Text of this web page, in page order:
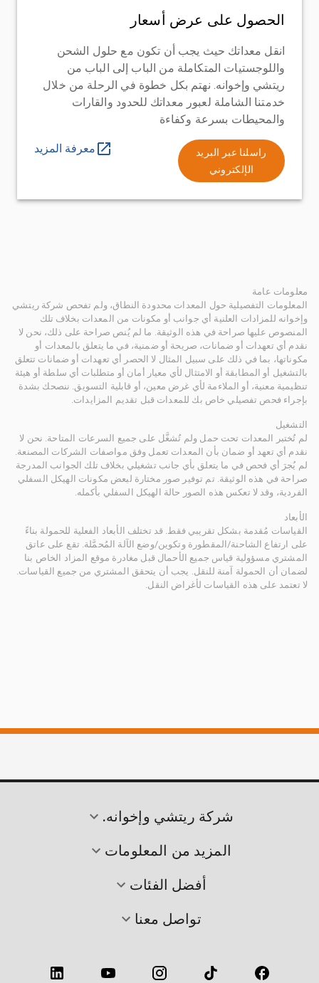
الحصول على عرض أسعار
انقل معداتك حيث يجب أن تكون مع حلول الشحن
واللوجستيات المتكاملة من الباب إلى الباب من
ريتشي وإخوانه. نهتم بكل خطوة في الرحلة من خلال
خدمتنا الشاملة لعبور معداتك للحدود والقارات
والمحيطات بسرعة وكفاءة
راسلنا عبر البريد
الإلكتروني
معرفة المزيد
معلومات عامة
المعلومات التفصيلية حول المعدات محدودة النطاق، ولم تفحص شركة ريتشي
وإخوانه للمزادات العلنية أي جوانب أو مكونات من المعدات بخلاف تلك
المنصوص عليها صراحة في هذه الوثيقة. ما لم يُنص صراحة على ذلك، نحن لا
نقدم أي تعهدات أو ضمانات، صريحة أو ضمنية، في ما يتعلق بالمعدات أو
مكوناتها، بما في ذلك على سبيل المثال لا الحصر أي تعهدات أو ضمانات تتعلق
بالتشغيل أو المطابقة أو الامتثال لأي معيار أمان أو متطلبات أي سلطة أو هيئة
تنظيمية معنية، أو الملاءمة لأي غرض معين، أو قابلية التسويق. ننصحك بشدة
بإجراء فحص تفصيلي خاص بك للمعدات قبل تقديم المزايدات.
التشغيل
لم تُختبر المعدات تحت حمل ولم تُشغَّل على جميع السرعات المتاحة. نحن لا
نقدم أي تعهد أو ضمان بأن المعدات تعمل وفق مواصفات الشركات المصنعة.
لم يُجرَ أي فحص في ما يتعلق بأي جانب تشغيلي بخلاف تلك الجوانب المدرجة
صراحة في هذه الوثيقة. تم توفير صور مختارة لبعض مكونات الهيكل السفلي
الفردية، وقد لا تعكس هذه الصور حالة الهيكل السفلي بأكمله.
الأبعاد
القياسات مُقدمة بشكل تقريبي فقط. قد تختلف الأبعاد الفعلية للحمولة بناءً
على ارتفاع الشاحنة/المقطورة وتكوين/وضع الآلة المُحمَّلة. تقع على عاتق
المشتري مسؤولية قياس جميع الأحمال قبل مغادرة موقع المزاد الخاص بنا
لضمان أن الحمولة آمنة للنقل. يجب أن يتحقق المشتري من جميع القياسات.
لا تعتمد على هذه القياسات لأغراض النقل.
شركة ريتشي وإخوانه.
المزيد من المعلومات
أفضل الفئات
تواصل معنا